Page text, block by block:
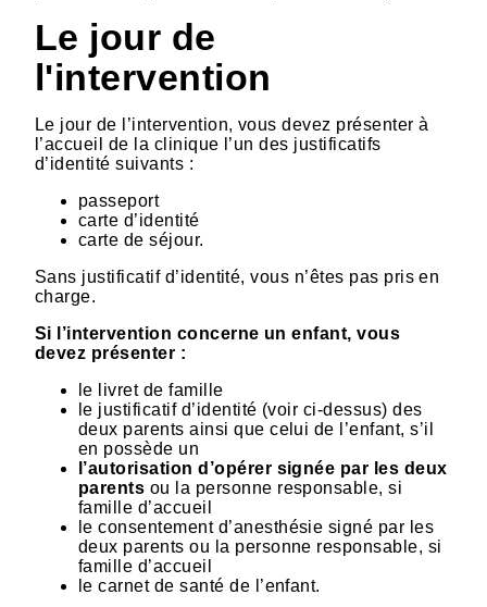
Le jour de
l'intervention
Le jour de l’intervention, vous devez présenter à
l’accueil de la clinique l’un des justificatifs
d’identité suivants :
passeport
carte d’identité
carte de séjour.
Sans justificatif d’identité, vous n’êtes pas pris en
charge.
Si l’intervention concerne un enfant, vous
devez présenter :
le livret de famille
le justificatif d’identité (voir ci-dessus) des
deux parents ainsi que celui de l’enfant, s’il
en possède un
l’autorisation d’opérer signée par les deux
parents ou la personne responsable, si
famille d’accueil
le consentement d’anesthésie signé par les
deux parents ou la personne responsable, si
famille d’accueil
le carnet de santé de l’enfant.